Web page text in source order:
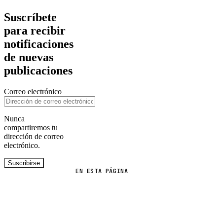
EN ESTA PÁGINA
Suscríbete
para recibir
notificaciones
de nuevas
publicaciones
Correo electrónico
Nunca
compartiremos tu
dirección de correo
electrónico.
Suscribirse